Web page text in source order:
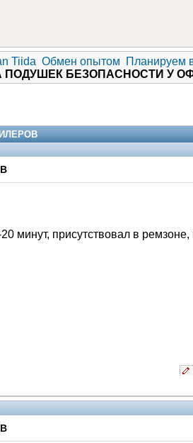
Tiida Обмен опытом
Планируем
ПОДУШЕК БЕЗОПАСНОСТИ У
минут, присутствовал в ремзоне,